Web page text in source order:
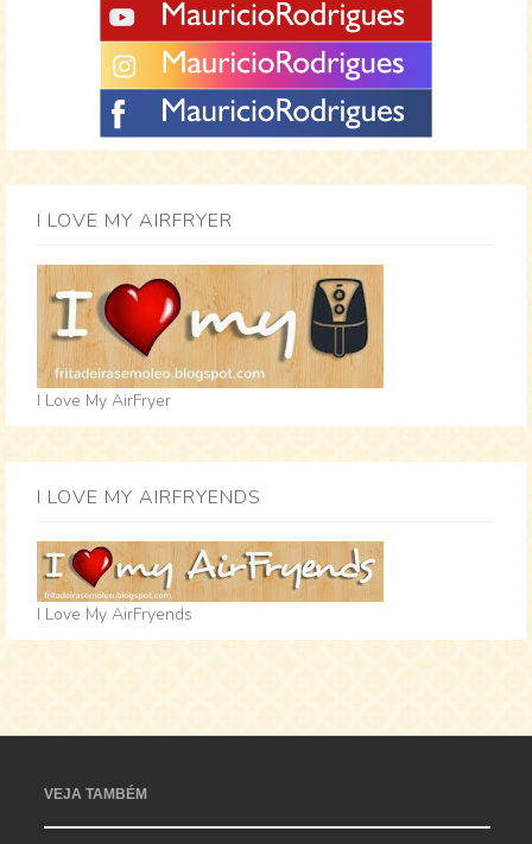
I LOVE MY AIRFRYER
I Love My AirFryer
I LOVE MY AIRFRYENDS
I Love My AirFryends
VEJA TAMBÉM